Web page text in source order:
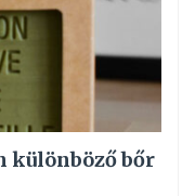
különböző bőr